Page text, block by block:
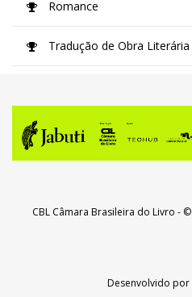
Romance
Tradução de Obra Literária
CBL Câmara Brasileira do Livro -
Desenvolvido por